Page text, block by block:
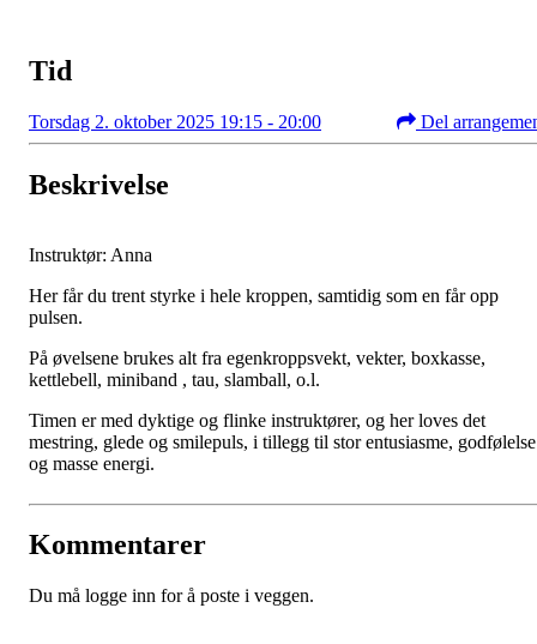
Tid
Torsdag 2. oktober 2025 19:15 - 20:00 Del
Beskrivelse
Instruktør: Anna
Her får du trent styrke i hele kroppen, samtidig som en får opp
pulsen.
På øvelsene brukes alt fra egenkroppsvekt, vekter, boxkasse,
kettlebell, miniband , tau, slamball, o.l.
Timen er med dyktige og flinke instruktører, og her loves det
mestring, glede og smilepuls, i tillegg til stor entusiasme, godfølelse
og masse energi.
Kommentarer
Du må logge inn for å poste i veggen.